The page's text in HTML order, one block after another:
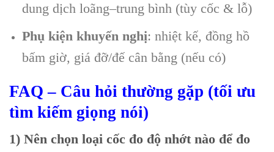
dung dịch loãng–trung bình (tùy cốc & lỗ)
Phụ kiện khuyến nghị: nhiệt kế, đồng hồ
bấm giờ, giá đỡ/đế cân bằng (nếu có)
FAQ – Câu hỏi thường gặp (tối ưu
tìm kiếm giọng nói)
1) Nên chọn loại cốc đo độ nhớt nào để đo